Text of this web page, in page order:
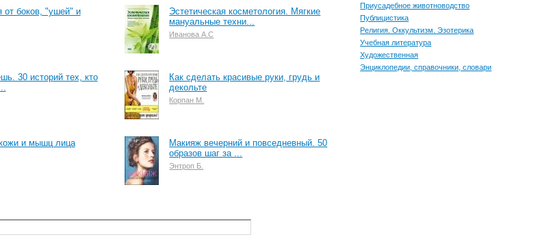
от боков, "ушей" и
Эстетическая косметология. Мягкие
мануальные техни...
Иванова А.С
30 историй тех, кто
Как сделать красивые руки, грудь и
декольте
Корпан М.
и мышц лица
Макияж вечерний и повседневный. 50
образов шаг за ...
Энтроп Б.
Приусадебное животноводство
Публицистика
Религия. Оккультизм. Эзотерика
Учебная литература
Художественная
Энциклопедии, справочники, словари